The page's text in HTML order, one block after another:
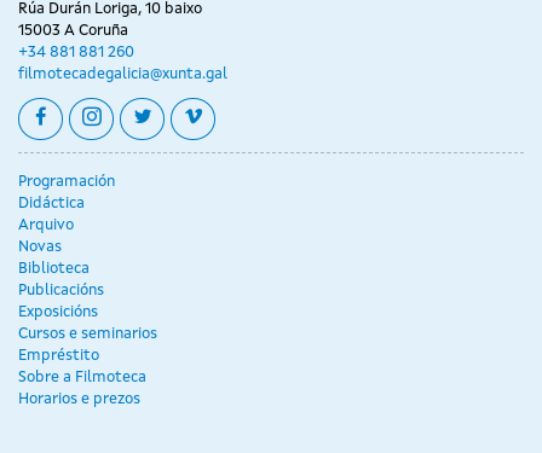
Rúa Durán Loriga, 10 baixo
15003 A Coruña
+34 881 881 260
filmotecadegalicia@xunta.gal
facebookinstagram
twittervimeo
Programación
Didáctica
Arquivo
Novas
Biblioteca
Publicacións
Exposicións
Cursos e seminarios
Empréstito
Sobre a Filmoteca
Horarios e prezos